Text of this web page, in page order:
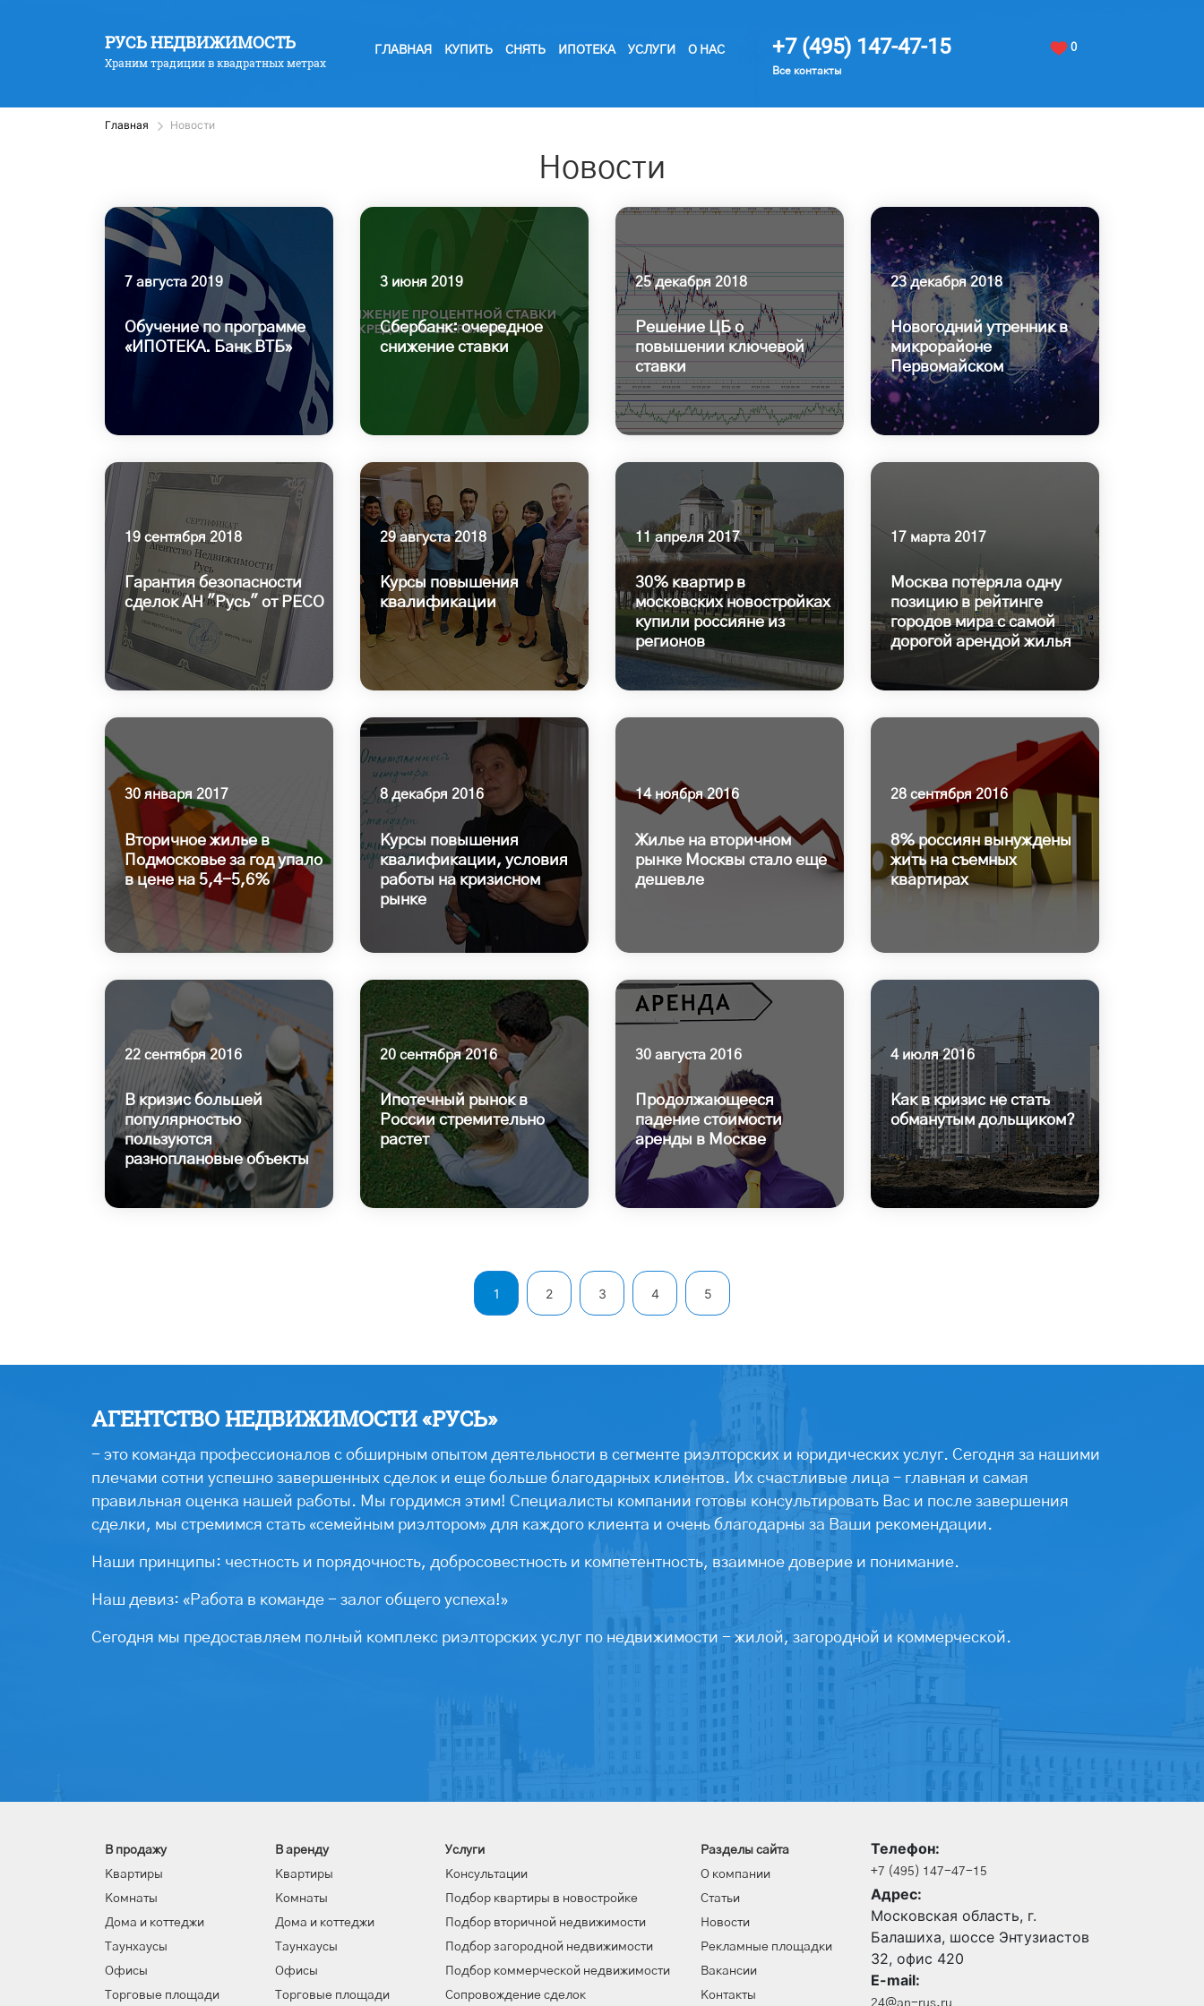
РУСЬ НЕДВИЖИМОСТЬ
Храним традиции в квадратных метрах
ГЛАВНАЯ КУПИТЬ СНЯТЬ ИПОТЕКА УСЛУГИ О НАС +7 (495) 147-47-15
Все контакты
0
Главная Новости
Новости
7 августа 2019
Обучение по программе
«ИПОТЕКА. Банк ВТБ»
3 июня 2019
Сбербанк: очередное
снижение ставки
25 декабря 2018
Решение ЦБ о
повышении ключевой
ставки
23 декабря 2018
Новогодний утренник в
микрорайоне
Первомайском
19 сентября 2018
Гарантия безопасности
сделок АН "Русь" от РЕСО
29 августа 2018
Курсы повышения
квалификации
11 апреля 2017
30% квартир в
московских новостройках
купили россияне из
регионов
17 марта 2017
Москва потеряла одну
позицию в рейтинге
городов мира с самой
дорогой арендой жилья
30 января 2017
Вторичное жилье в
Подмосковье за год упало
в цене на 5,4-5,6%
8 декабря 2016
Курсы повышения
квалификации, условия
работы на кризисном
рынке
14 ноября 2016
Жилье на вторичном
рынке Москвы стало еще
дешевле
28 сентября 2016
8% россиян вынуждены
жить на съемных
квартирах
22 сентября 2016
В кризис большей
популярностью
пользуются
разноплановые объекты
20 сентября 2016
Ипотечный рынок в
России стремительно
растет
30 августа 2016
Продолжающееся
падение стоимости
аренды в Москве
4 июля 2016
Как в кризис не стать
обманутым дольщиком?
1 2 3 4 5
АГЕНТСТВО НЕДВИЖИМОСТИ «РУСЬ»
- это команда профессионалов с обширным опытом деятельности в сегменте риэлторских и юридических услуг. Сегодня за нашими
плечами сотни успешно завершенных сделок и еще больше благодарных клиентов. Их счастливые лица – главная и самая
правильная оценка нашей работы. Мы гордимся этим! Специалисты компании готовы консультировать Вас и после завершения
сделки, мы стремимся стать «семейным риэлтором» для каждого клиента и очень благодарны за Ваши рекомендации.
Наши принципы: честность и порядочность, добросовестность и компетентность, взаимное доверие и понимание.
Наш девиз: «Работа в команде - залог общего успеха!»
Сегодня мы предоставляем полный комплекс риэлторских услуг по недвижимости - жилой, загородной и коммерческой.
В продажу
Квартиры
Комнаты
Дома и коттеджи
Таунхаусы
Офисы
Торговые площади
В аренду
Квартиры
Комнаты
Дома и коттеджи
Таунхаусы
Офисы
Торговые площади
Услуги
Консультации
Подбор квартиры в новостройке
Подбор вторичной недвижимости
Подбор загородной недвижимости
Подбор коммерческой недвижимости
Сопровождение сделок
Разделы сайта
О компании
Статьи
Новости
Рекламные площадки
Вакансии
Контакты
Телефон:
+7 (495) 147-47-15
Адрес:
Московская область, г.
Балашиха, шоссе Энтузиастов
32, офис 420
E-mail:
24@an-rus.ru